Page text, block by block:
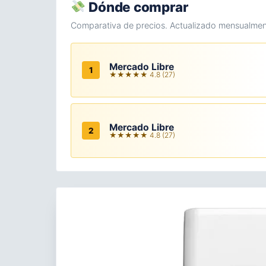
Dónde comprar
Comparativa de precios. Actualizado
1 Mercado Libre
★★★★★ 4.8 (27)
2 Mercado Libre
★★★★★ 4.8 (27)